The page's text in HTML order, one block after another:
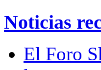
Noticias
El Foro